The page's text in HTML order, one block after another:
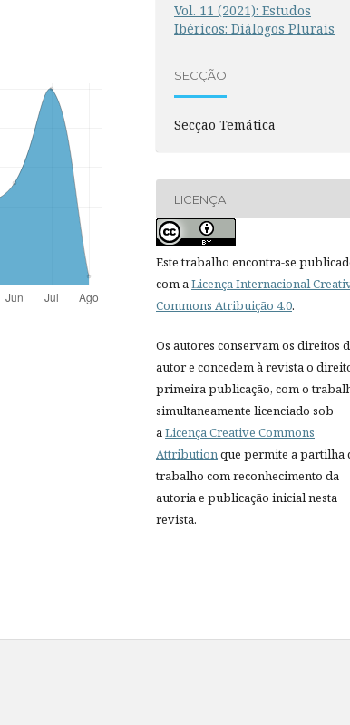
Vol. 11 (2021): Estudos
Ibéricos: Diálogos Plurais
SECÇÃO
Secção Temática
LICENÇA
Este trabalho encontra-se
com aLicença Internacional
Commons Atribuição 4.0.
Os autores conservam os direitos
autor e concedem à revista o
primeira publicação, com o
simultaneamente licenciado sob
aLicença Creative Commons
Attributionque permite a partilha
trabalho com reconhecimento da
autoria e publicação inicial nesta
revista.